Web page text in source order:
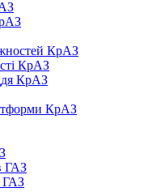
КрАЗ
КрАЗ
КрАЗ
КрАЗ
ГАЗ
ГАЗ